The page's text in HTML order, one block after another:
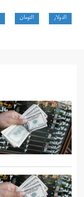
الدولار التومان